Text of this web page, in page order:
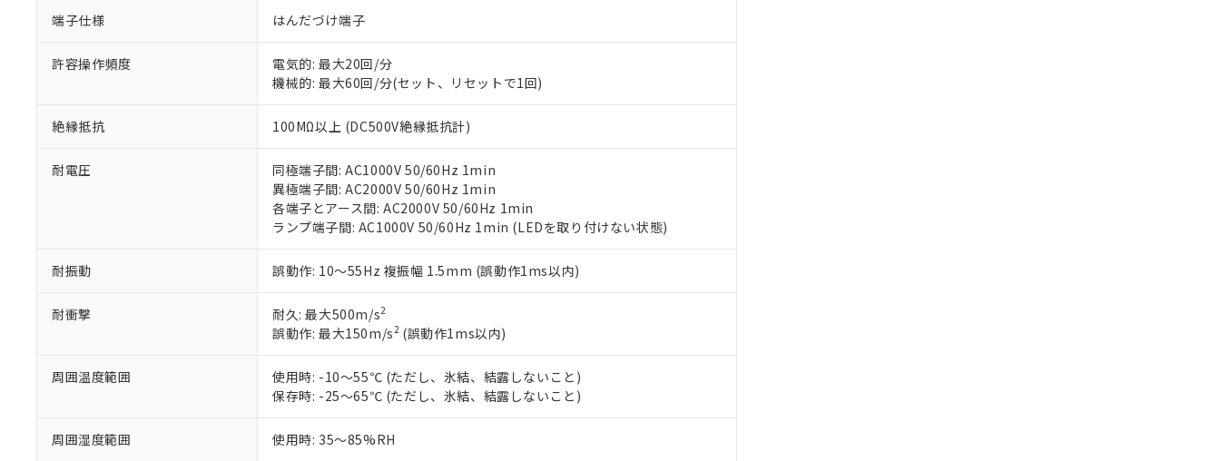
端子仕様 はんだづけ端子
許容操作頻度
電気的: 最大20回/分
機械的: 最大60回/分(セット、リセットで1回)
絶縁抵抗 100MΩ以上 (DC500V絶縁抵抗計)
耐電圧
同極端子間: AC1000V 50/60Hz 1min
異極端子間: AC2000V 50/60Hz 1min
各端子とアース間: AC2000V 50/60Hz 1min
ランプ端子間: AC1000V 50/60Hz 1min (LEDを取り付けない状態)
耐振動 誤動作: 10～55Hz 複振幅 1.5mm (誤動作1ms以内)
耐衝撃 耐久: 最大500m/s2
誤動作: 最大150m/s2(誤動作1ms以内)
周囲温度範囲
使用時: -10～55℃ (ただし、氷結、結露しないこと)
保存時: -25～65℃ (ただし、氷結、結露しないこと)
周囲湿度範囲 使用時: 35～85%RH
ご利用条件
以下の条件をお読みいただき、同意のうえご利用ください。
本サービスは、当社制御機器事業取扱商品の当社在庫状況および標準価格(税抜)を提供させていただ
くものです。
当社制御機器事業取扱商品の中には、本サービスの対象外となる商品もあることをご了承ください。
在庫状況および標準価格照会結果は、記載している更新日時点での社内データに基づき作成されるも
のであり、閲覧された時点での実際の在庫および標準価格とは異なる場合があることをご了承くださ
い。
正式な納期状況および標準価格はお客様のお取引先、またはお客様担当のオムロン制御機器販売店・
当社販売員にご相談ください。
在庫状況および標準価格結果を当社の事前の承諾なく第三者に漏洩または開示しないようお願いしま
す。
マイパーツ機能（部品リスト作成サービス）をご利用いただくには、I-Webメンバーズにご登録され
ている必要があります。
お客様が当ウェブサイト上で当社にご登録された部品リストについて、当社および当社の共同利用者
が、当社の製品・サービスに関するお客様との取引・商談に必要な範囲で利用することをご了承くだ
さい。
調査・確認中：EU RoHS指令（10物質）の非含有の対応状況を調査中または確認中の商品です。
非該当品：ライセンス料など無形物で、有害物質有無と関係のない商品です。
仕入先様の事情により、非含有部品としていたものが、含有品と判明した場合などやむを得ず変更すること
があります。
*EU RoHS指令（10物質）：
鉛(Pb) 1000ppm以下、 水銀(Hg) 1000ppm以下、 カドミウム(Cd) 100ppm以下、
六価クロム(Cr(Ⅵ)) 1000ppm以下、ポリ臭化ビフェニル類(PBB) 1000ppm以下、ポリ臭化ジフェニルエーテル類(PBDE) 1000ppm以下、
フタル酸ビス(2-エチルヘキシル) (DEHP)(別名：DOP) 1000ppm以下、フタル酸ブチルベンジル（BBP） 1000ppm以下、フタル酸ジブチ
但し、RoHS指令で産業用監視および制御機器に対する適用除外項目は除く。
フタル酸エステル類の４物質については閾値を超える意図的な使用がないことを確認しています。
部品在庫の切り替え状況などにより、予定月が前後することがあります。
※3 非含有証明書ダウンロード
下記の非含有証明書をダウンロードすることができます。
EU RoHS指令（10物質）の非含有証明書
51物質の非含有証明書（当社基準）
※1 中国RoHS○×表
「○」：最大均質材料含有率が中国RoHSの基準値以下であることを示します。
「－」：未確認です。当社販売部門へお問い合わせください。
Pb(鉛) :1000ppm、 Hg(水銀) : 1000ppm、 Cd(カドミウム) : 100ppm、
Cr(Ⅵ)(六価クロム) : 1000ppm、 PBBs(ポリ臭化ビフェニル類) : 1000ppm、 PBDEs(ポリ臭化ジフェニルエーテル類) : 1000ppm、
DBP(フタル酸ジブチル) : 1000ppm、 DIBP(フタル酸ジイソブチル) : 1000ppm、 BBP(フタル酸ブチルベンジル) : 1000ppm、
DEHP(フタル酸ビス(2-エチルヘキシル)) : 1000ppm
※2 環境保護使用期限
「10」：通常の使用状況下において有害物質が外部に漏えいし、環境に深刻な影響を及ぼさない年数を意
味します。
「－」：未確認です。当社販売部門へお問い合わせください。
当社は、これら貴社製品のうち、外国為替および外国貿易法に定める商品（以下｢規制貨物等」とい
う）を輸出または国外への提供する場合は、日本国政府の輸出許可(または役務取引許可)を取得する
などの必要な手続きをとります。
当社は規制貨物を破棄する場合は、完全に破砕するなど、違法に輸出されないよう必要な手段を講じ
ます。
当社は貴社製品を、核兵器、ミサイル、化学兵器、生物兵器またはその他武器並びにこれらの製造装
置等に一切使用いたしません。
当社は、貴社製品を第三者に販売する場合は、上記1、2および3の内容を当該第三者に通知します。
たしません。
合意する
記
号
説明
○ 一定数以上の在庫あり
一定数には満たないが在庫あり
在庫なし(最新の在庫状況については、お客様のお取引先、またはお客様担当のオムロン制御
機器販売店・当社販売員にご確認ください)
受注生産機種、また在庫状況の情報を公開していない機種